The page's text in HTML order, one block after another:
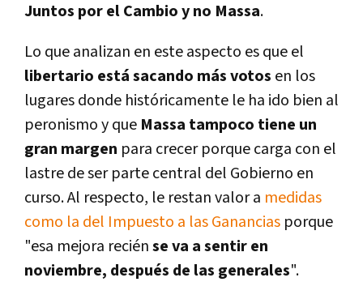
Juntos por el Cambio y no Massa.
Lo que analizan en este aspecto es que el
libertario está sacando más votos en los
lugares donde históricamente le ha ido bien al
peronismo y que Massa tampoco tiene un
gran margen para crecer porque carga con el
lastre de ser parte central del Gobierno en
curso. Al respecto, le restan valor a medidas
como la del Impuesto a las Ganancias porque
"esa mejora reciénse va a sentir en
noviembre, después de las generales".